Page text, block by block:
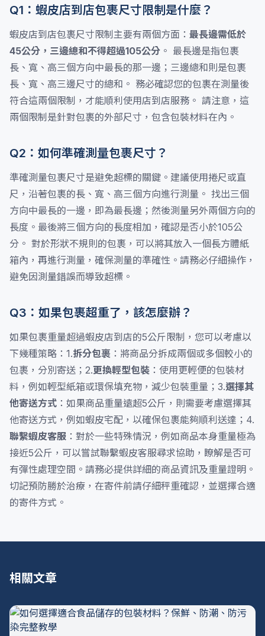
Q1：蝦皮店到店包裹尺寸限制是什麼？
蝦皮店到店包裹尺寸限制主要有兩個方面： 最長邊需低於
45公分，三邊總和不得超過105公分 。 最長邊是指包裹
長、寬、高三個方向中最長的那一邊；三邊總和則是包裹
長、寬、高三邊尺寸的總和。 務必確認您的包裹在測量後
符合這兩個限制，才能順利使用店到店服務。 請注意，這
兩個限制是針對包裹的外部尺寸，包含包裝材料在內。
Q2：如何準確測量包裹尺寸？
準確測量包裹尺寸是避免超標的關鍵。建議使用捲尺或直
尺，沿著包裹的長、寬、高三個方向進行測量。 找出三個
方向中最長的一邊，即為最長邊；然後測量另外兩個方向的
長度。最後將三個方向的長度相加，確認是否小於105公
分。 對於形狀不規則的包裹，可以將其放入一個長方體紙
箱內，再進行測量，確保測量的準確性。請務必仔細操作，
避免因測量錯誤而導致超標。
Q3：如果包裹超重了，該怎麼辦？
如果包裹重量超過蝦皮店到店的5公斤限制，您可以考慮以
下幾種策略：1.拆分包裹 ：將商品分拆成兩個或多個較小的
包裹，分別寄送；2.更換輕型包裝 ：使用更輕便的包裝材
料，例如輕型紙箱或環保填充物，減少包裝重量；3.選擇其
他寄送方式 ：如果商品重量遠超5公斤，則需要考慮選擇其
他寄送方式，例如蝦皮宅配，以確保包裹能夠順利送達；4.
聯繫蝦皮客服 ：對於一些特殊情況，例如商品本身重量極為
接近5公斤，可以嘗試聯繫蝦皮客服尋求協助，瞭解是否可
有彈性處理空間。請務必提供詳細的商品資訊及重量證明。
切記預防勝於治療，在寄件前請仔細秤重確認，並選擇合適
的寄件方式。
相關文章